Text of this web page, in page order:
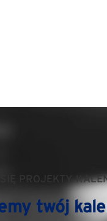
PROJEKTY
twój